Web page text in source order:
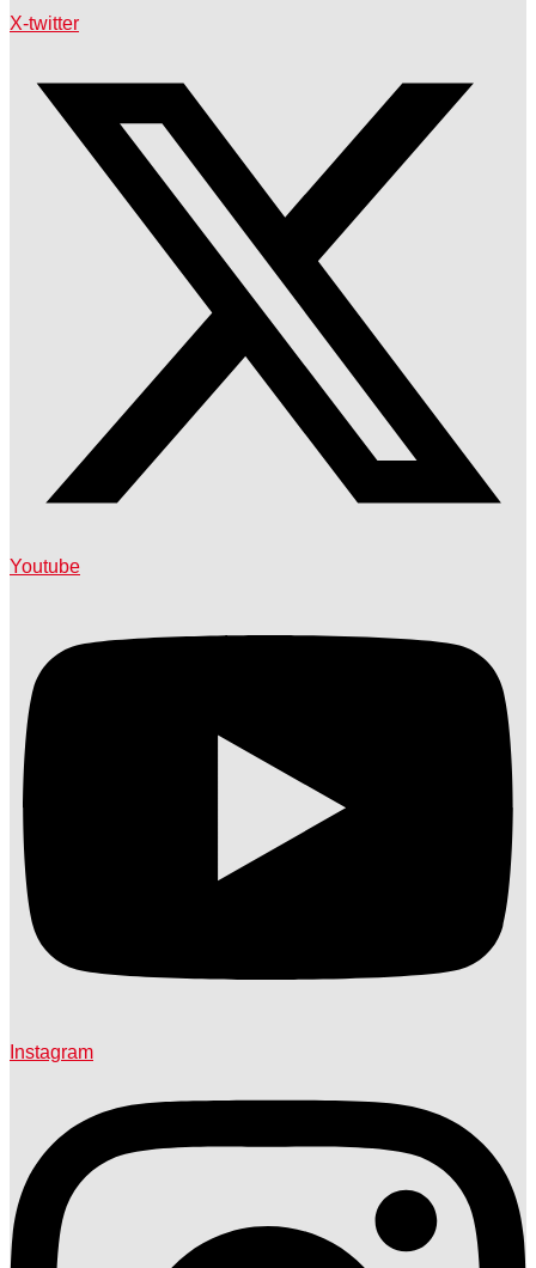
X-twitter
Youtube
Instagram